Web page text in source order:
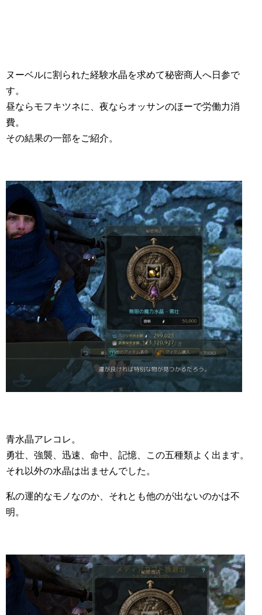
ヌーベルに割られた経験水晶を求めて秘密商人へ日参で
す。
昼ならモフキツネに、夜ならオッサンのほーで労働力消
費。
その結果の一部をご紹介。
青水晶アレコレ。
勇壮、強襲、迅速、命中、記憶、この五種類よく出ます。
それ以外の水晶は出ませんでした。
私の運的なモノなのか、それとも他のが出ないのかは不
明。